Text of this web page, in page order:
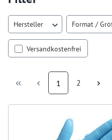
Hersteller Format /
Filter hinzufügen:
Versandkostenfrei
Seite
1 Seite
2